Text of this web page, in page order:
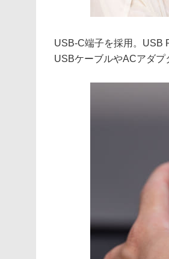
USB-C端子を採用。USB
USBケーブルやACアダプ